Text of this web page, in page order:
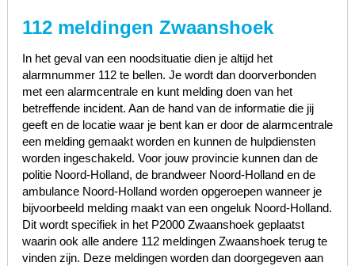
112 meldingen Zwaanshoek
In het geval van een noodsituatie dien je altijd het
alarmnummer 112 te bellen. Je wordt dan doorverbonden
met een alarmcentrale en kunt melding doen van het
betreffende incident. Aan de hand van de informatie die jij
geeft en de locatie waar je bent kan er door de alarmcentrale
een melding gemaakt worden en kunnen de hulpdiensten
worden ingeschakeld. Voor jouw provincie kunnen dan de
politie Noord-Holland, de brandweer Noord-Holland en de
ambulance Noord-Holland worden opgeroepen wanneer je
bijvoorbeeld melding maakt van een ongeluk Noord-Holland.
Dit wordt specifiek in het P2000 Zwaanshoek geplaatst
waarin ook alle andere 112 meldingen Zwaanshoek terug te
vinden zijn. Deze meldingen worden dan doorgegeven aan